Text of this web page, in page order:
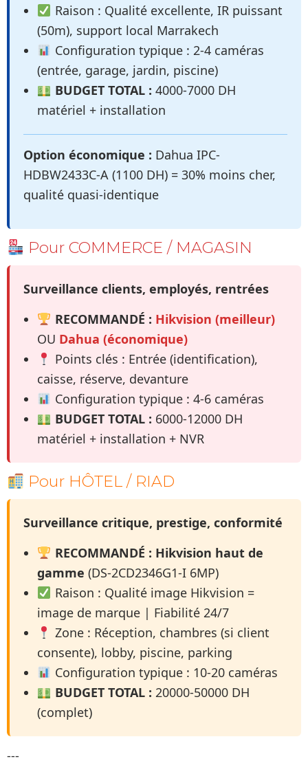
Raison : Qualité excellente, IR puissant
(50m), support local Marrakech
Configuration typique : 2-4 caméras
(entrée, garage, jardin, piscine)
BUDGET TOTAL : 4000-7000 DH
matériel + installation
Option économique : Dahua IPC-
HDBW2433C-A (1100 DH) = 30% moins cher,
qualité quasi-identique
Pour COMMERCE / MAGASIN
Surveillance clients, employés, rentrées
RECOMMANDÉ : Hikvision (meilleur)
OU Dahua (économique)
Points clés : Entrée (identification),
caisse, réserve, devanture
Configuration typique : 4-6 caméras
BUDGET TOTAL : 6000-12000 DH
matériel + installation + NVR
Pour HÔTEL / RIAD
Surveillance critique, prestige, conformité
RECOMMANDÉ : Hikvision haut de
gamme (DS-2CD2346G1-I 6MP)
Raison : Qualité image Hikvision =
image de marque | Fiabilité 24/7
Zone : Réception, chambres (si client
consente), lobby, piscine, parking
Configuration typique : 10-20 caméras
BUDGET TOTAL : 20000-50000 DH
(complet)
---